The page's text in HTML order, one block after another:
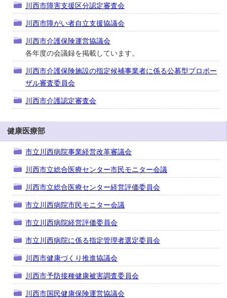
川西市障害支援区分認定審査会
川西市障がい者自立支援協議会
川西市介護保険運営協議会
各年度の会議録を掲載しています。
川西市介護保険施設の指定候補事業者に係る公募型プロポー
ザル審査委員会
川西市介護認定審査会
健康医療部
市立川西病院事業経営改革審議会
川西市立総合医療センター市民モニター会議
川西市立総合医療センター経営評価委員会
市立川西病院市民モニター会議
市立川西病院経営評価委員会
市立川西病院に係る指定管理者選定委員会
川西市健康づくり推進協議会
川西市予防接種健康被害調査委員会
川西市国民健康保険運営協議会